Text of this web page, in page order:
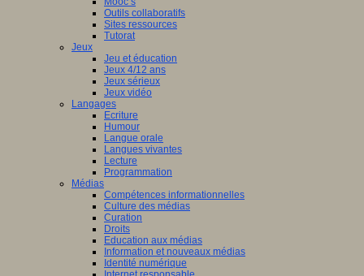
Outils collaboratifs
Sites ressources
Tutorat
Jeux
Jeu et éducation
Jeux 4/12 ans
Jeux sérieux
Jeux vidéo
Langages
Ecriture
Humour
Langue orale
Langues vivantes
Lecture
Programmation
Médias
Compétences informationnelles
Culture des médias
Curation
Droits
Education aux médias
Information et nouveaux médias
Identité numérique